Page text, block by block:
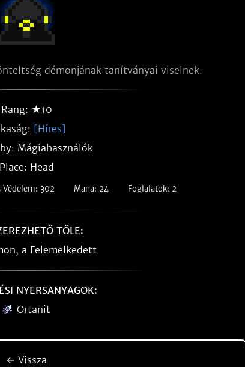
démonjának tanítványai viselnek.
Rang: ★10
[Híres]
Mágiahasználók
Place: Head
Védelem: 302 Mana: 24 Foglalatok: 2
TŐLE:
a Felemelkedett
NYERSANYAGOK:
Ortanit
← Vissza